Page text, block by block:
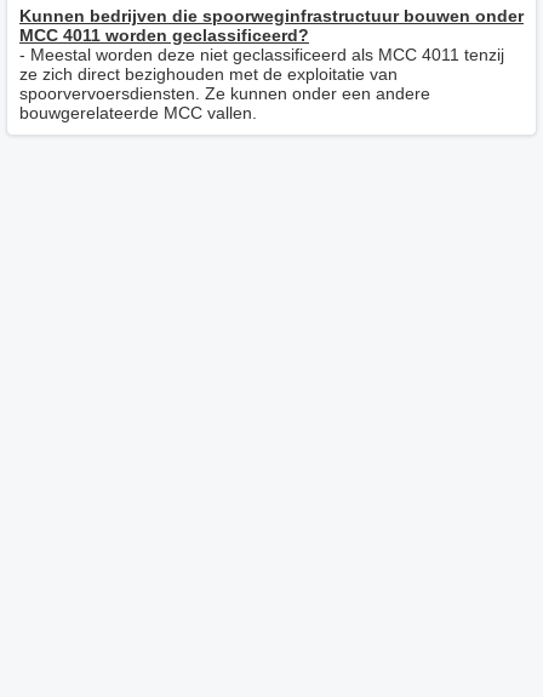
Kunnen bedrijven die spoorweginfrastructuur bouwen onder
MCC 4011 worden geclassificeerd?
- Meestal worden deze niet geclassificeerd als MCC 4011 tenzij
ze zich direct bezighouden met de exploitatie van
spoorvervoersdiensten. Ze kunnen onder een andere
bouwgerelateerde MCC vallen.